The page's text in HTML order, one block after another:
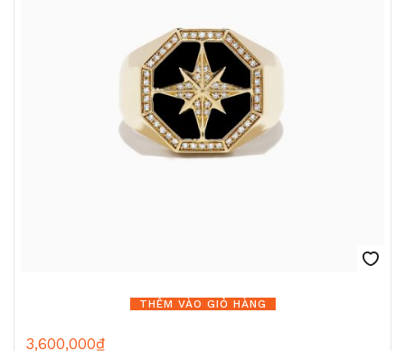
THÊM VÀO GIỎ HÀNG
3,600,000₫